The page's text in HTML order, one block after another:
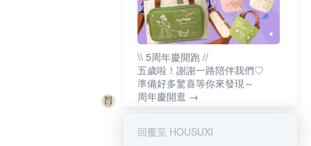
\\ 5周年慶開跑 //
五歲啦！謝謝一路陪伴我們♡
準備好多驚喜等你來發現～
周年慶開逛 →
回覆至 HOUSUXI